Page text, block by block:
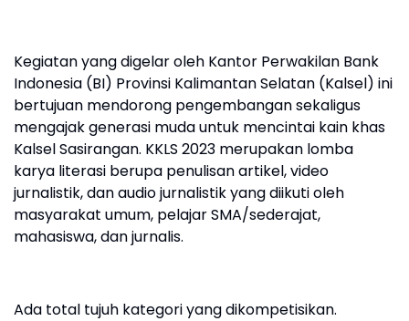
Kegiatan yang digelar oleh Kantor Perwakilan Bank
Indonesia (BI) Provinsi Kalimantan Selatan (Kalsel) ini
bertujuan mendorong pengembangan sekaligus
mengajak generasi muda untuk mencintai kain khas
Kalsel Sasirangan. KKLS 2023 merupakan lomba
karya literasi berupa penulisan artikel, video
jurnalistik, dan audio jurnalistik yang diikuti oleh
masyarakat umum, pelajar SMA/sederajat,
mahasiswa, dan jurnalis.
Ada total tujuh kategori yang dikompetisikan.